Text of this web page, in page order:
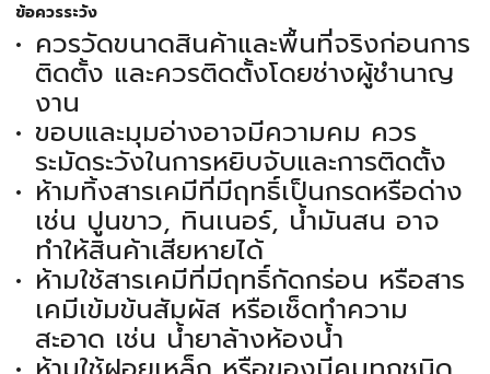
ข้อควรระวัง
ควรวัดขนาดสินค้าและพื้นที่จริงก่อนการ
ติดตั้ง และควรติดตั้งโดยช่างผู้ชำนาญ
งาน
ขอบและมุมอ่างอาจมีความคม ควร
ระมัดระวังในการหยิบจับและการติดตั้ง
ห้ามทิ้งสารเคมีที่มีฤทธิ์เป็นกรดหรือด่าง
เช่น ปูนขาว, ทินเนอร์, น้ำมันสน อาจ
ทำให้สินค้าเสียหายได้
ห้ามใช้สารเคมีที่มีฤทธิ์กัดกร่อน หรือสาร
เคมีเข้มข้นสัมผัส หรือเช็ดทำความ
สะอาด เช่น น้ำยาล้างห้องน้ำ